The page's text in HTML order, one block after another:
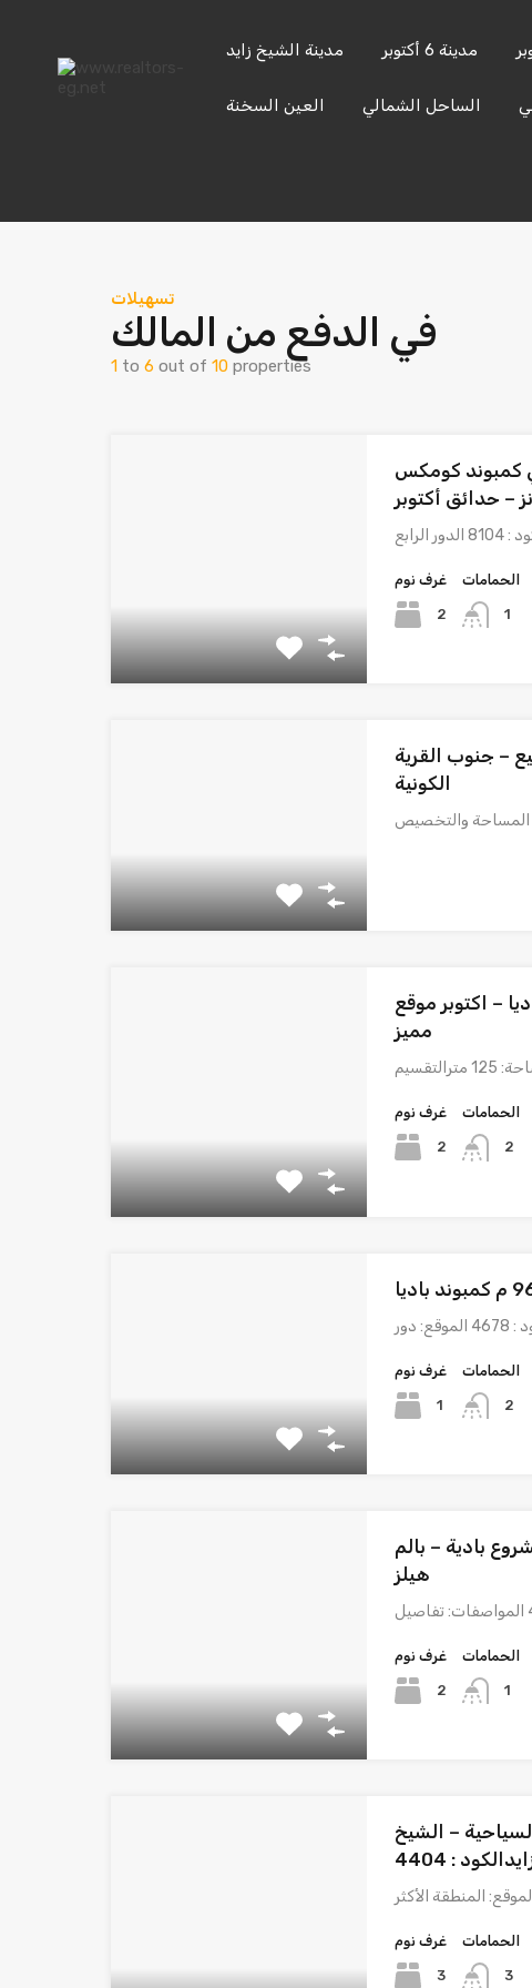
حدائق
أكتوبر
حدائق
الأهرام
مدينة الشيخ زايد مدينة 6 أكتوبر
العين السخنة الساحل الشمالي
تسهيلات
في الدفع من المالك
1 to 6 out of 10 properties
في كمبوند كومكس
– حدائق أكتوبر
غرف نوم
2
الحمامات
1
– جنوب القرية
الكونية
باديا – اكتوبر موقع
مميز
غرف نوم
2
الحمامات
2
غرف نوم
1
الحمامات
2
مشروع بادية – بالم
هيلز
غرف نوم
2
الحمامات
1
في السياحية – الشيخ
: 4404
غرف نوم
3
الحمامات
3